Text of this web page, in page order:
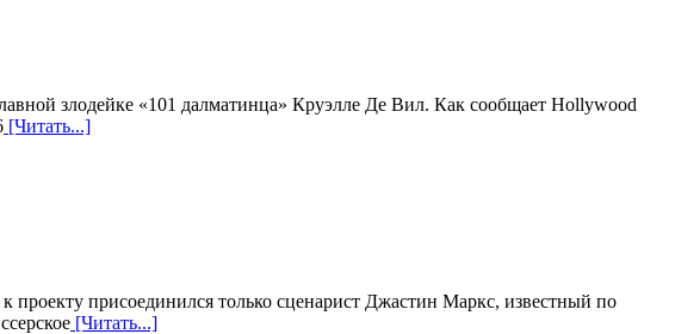
злодейке «101 далматинца» Круэлле Де Вил. Как сообщает Hollywood
[Читать...]
проекту присоединился только сценарист Джастин Маркс, известный по
[Читать...]